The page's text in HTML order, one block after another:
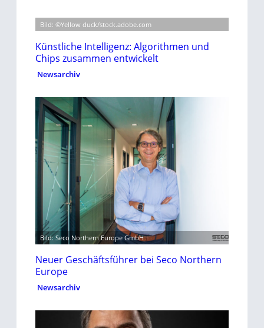
Bild: ©Yellow duck/stock.adobe.com
Künstliche Intelligenz: Algorithmen und
Chips zusammen entwickelt
Newsarchiv
Bild: Seco Northern Europe GmbH
Neuer Geschäftsführer bei Seco Northern
Europe
Newsarchiv